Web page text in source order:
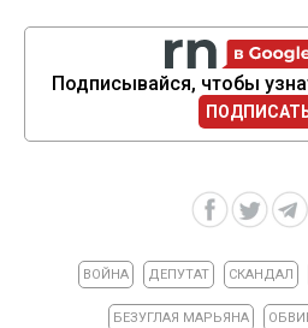
Подписывайся, чтобы
ВОЙНА ДЕПУТАТ СКАНДАЛ
БЕЗУГЛАЯ МАРЬЯНА